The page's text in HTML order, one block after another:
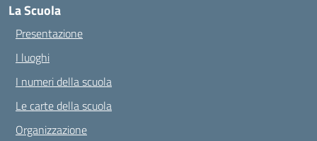
La Scuola
Presentazione
I luoghi
I numeri della scuola
Le carte della scuola
Organizzazione